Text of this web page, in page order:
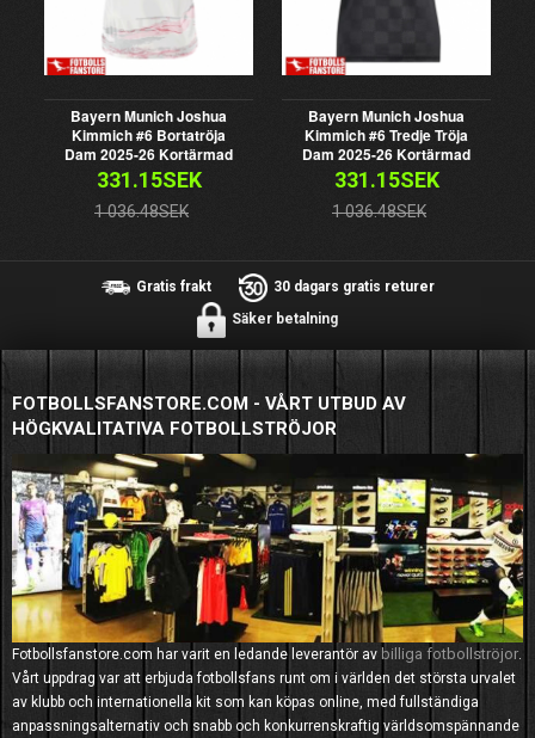
Bayern Munich Joshua
Kimmich #6 Bortatröja
Dam 2025-26 Kortärmad
331.15SEK
1 036.48SEK
Bayern Munich Joshua
Kimmich #6 Tredje Tröja
Dam 2025-26 Kortärmad
331.15SEK
1 036.48SEK
Gratis frakt
30 dagars gratis returer
Säker betalning
FOTBOLLSFANSTORE.COM - VÅRT UTBUD AV
HÖGKVALITATIVA FOTBOLLSTRÖJOR
Fotbollsfanstore.com har varit en ledande leverantör av billiga fotbollströjor
Vårt uppdrag var att erbjuda fotbollsfans runt om i världen det största urvalet
av klubb och internationella kit som kan köpas online, med fullständiga
anpassningsalternativ och snabb och konkurrenskraftig världsomspännande